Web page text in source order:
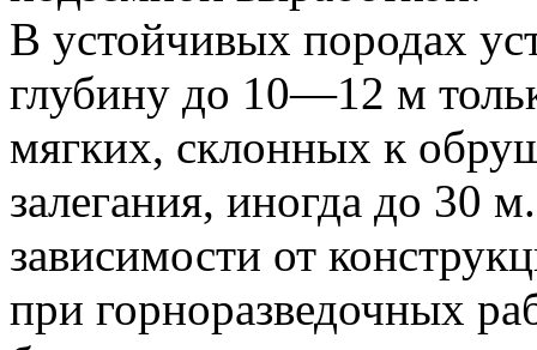
В устойчивых породах
глубину до 10—12 м
мягких, склонных к
залегания, иногда до 30
зависимости от
при горноразведочных